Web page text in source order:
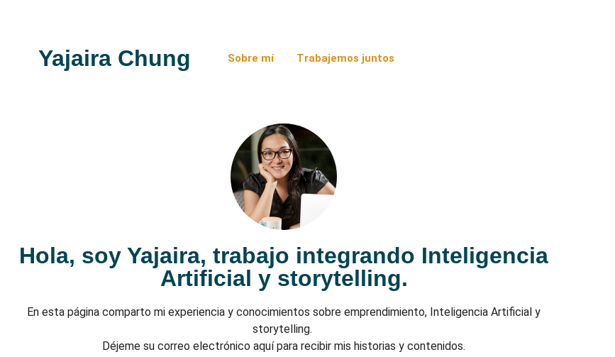
Yajaira Chung Sobre mí Trabajemos juntos
Hola, soy Yajaira, trabajo integrando Inteligencia
Artificial y storytelling.
En esta página comparto mi experiencia y conocimientos sobre emprendimiento, Inteligencia Artificial y
storytelling.
Déjeme su correo electrónico aquí para recibir mis historias y contenidos.